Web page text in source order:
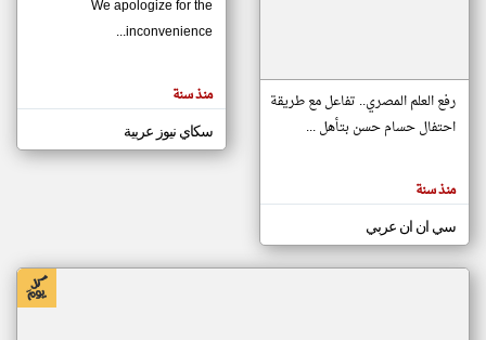
مصادر الأخبار من موريتانيا
اخبار موريتانيا على مدار الساعة
أهم اخبار موريتانيا العاجلة والمباشرة
المقالات
الموجوده
هنا عن
رفع العلم المصري.. تفاعل مع طريقة
احتفال حسام حسن بتأهل ...
منذ سنة
سي ان ان عربي
We apologize for the
inconvenience...
منذ سنة
سكاي نيوز عربية
klyoum.com